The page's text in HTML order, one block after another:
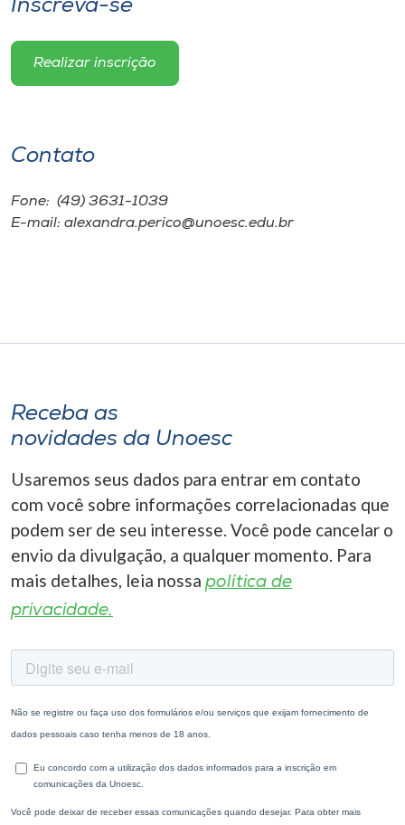
Inscreva-se
Realizar inscrição
Contato
Fone: (49) 3631-1039
E-mail: alexandra.perico@unoesc.edu.br
Receba as
novidades da Unoesc
Usaremos seus dados para entrar em contato
com você sobre informações correlacionadas que
podem ser de seu interesse. Você pode cancelar o
envio da divulgação, a qualquer momento. Para
mais detalhes, leia nossa política de
privacidade.